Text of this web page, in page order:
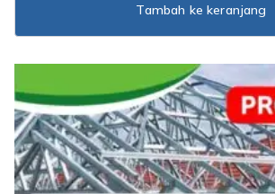
Tambah ke keranjang